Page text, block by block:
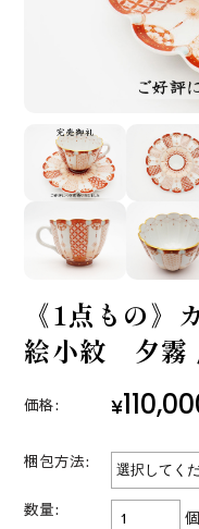
《1点もの
絵小紋 夕霧
価格: ¥
梱包方法:
数量: 個